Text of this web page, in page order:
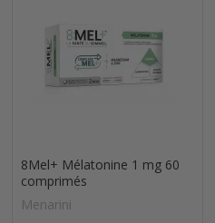
8Mel+ Mélatonine 1 mg 60
comprimés
Menarini